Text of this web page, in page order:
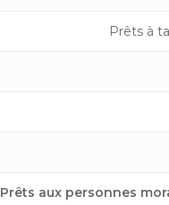
Prêts à
Prêts aux personnes